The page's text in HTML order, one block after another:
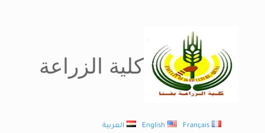
كلية الزراعة
العربية English Français